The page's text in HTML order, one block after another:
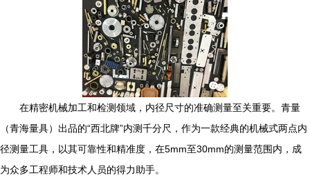
在精密机械加工和检测领域，内径尺寸的准确测量至关重要。青量
（青海量具）出品的“西北牌”内测千分尺，作为一款经典的机械式两点内
径测量工具，以其可靠性和精准度，在5mm至30mm的测量范围内，成
为众多工程师和技术人员的得力助手。